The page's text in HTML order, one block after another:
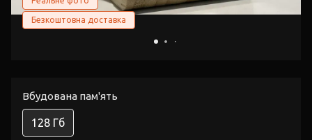
Безкоштовна доставка
Вбудована пам'ять
128 Гб